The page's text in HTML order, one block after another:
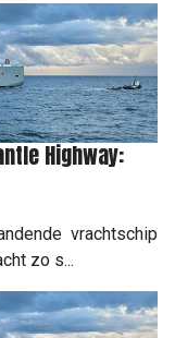
Highway:
vrachtschip
zo s...